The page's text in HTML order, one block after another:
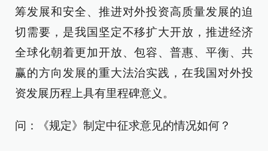
筹发展和安全、推进对外投资高质量发展的迫
切需要，是我国坚定不移扩大开放，推进经济
全球化朝着更加开放、包容、普惠、平衡、共
赢的方向发展的重大法治实践，在我国对外投
资发展历程上具有里程碑意义。
问：《规定》制定中征求意见的情况如何？